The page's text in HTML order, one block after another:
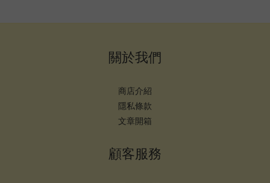
關於我們
商店介紹
隱私條款
文章開箱
顧客服務